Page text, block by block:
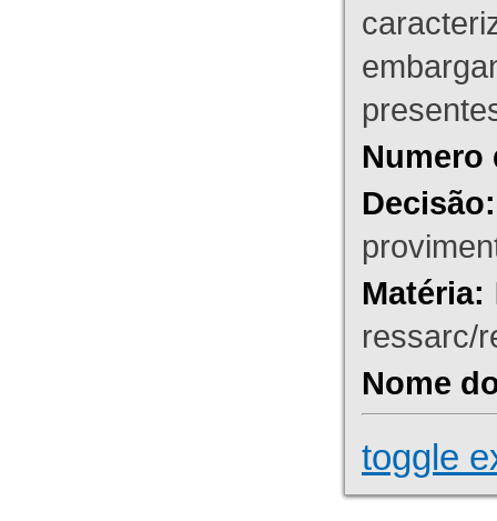
Numero
Decisão:
Matéria:
ressarc/
Nome
toggle